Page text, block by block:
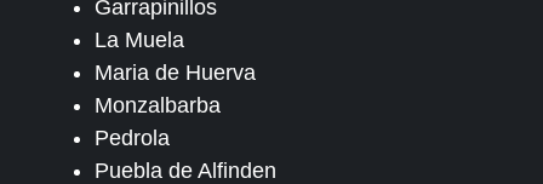
Garrapinillos
La Muela
Maria de Huerva
Monzalbarba
Pedrola
Puebla de Alfinden